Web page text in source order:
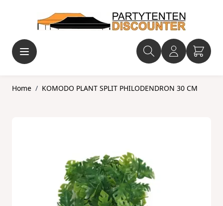
Home / KOMODO PLANT SPLIT PHILODENDRON 30 CM